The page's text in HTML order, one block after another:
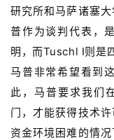
l
l
n
g
l
i
s
研究所和马萨诸塞
普作为谈判代表，
明，而Tuschl I则是
马普非常希望看到
此，马普要求我们
门，才能获得技术
资金环境困难的情